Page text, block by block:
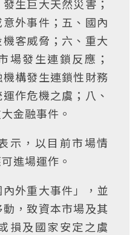
生巨大天然災害；
外事件；五、國內
客威脅；六、重大
場發生連鎖反應；
構發生連鎖性財務
作危機之虞；八、
金融事件。
示，以目前市場情
進場運作。
外重大事件」，並
，致資本市場及其
損及國家安定之虞